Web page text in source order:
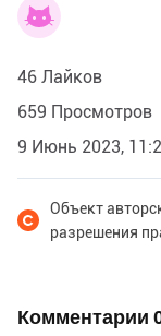
46 Лайков
659 Просмотров
9 Июнь 2023,
Объект
разрешения
Комментарии